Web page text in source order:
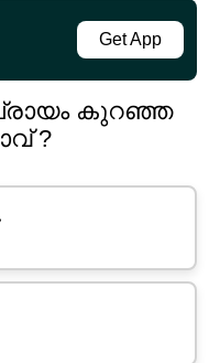
Get App
കുറഞ്ഞ
?